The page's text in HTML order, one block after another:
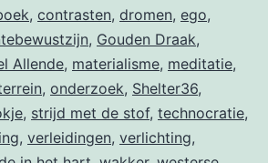
, contrasten, dromen, ego,
, Gouden Draak,
Allende, materialisme, meditatie,
, onderzoek, Shelter36,
, strijd met de stof, technocratie,
, verleidingen, verlichting,